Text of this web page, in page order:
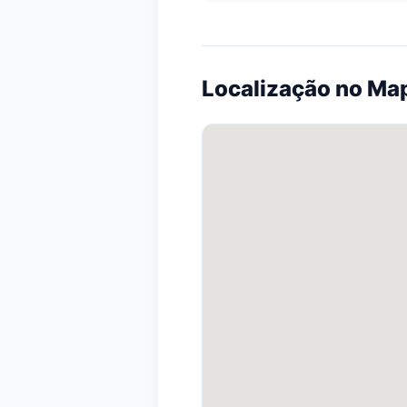
Localização no